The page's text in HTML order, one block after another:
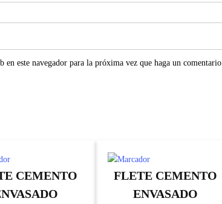
este navegador para la próxima vez que haga un comentario.
CEMENTO
FLETE CEMENTO
ENVASADO